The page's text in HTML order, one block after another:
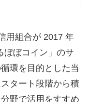
用組合が 2017 年
ぼぼコイン」のサ
環を目的とした当
タート段階から積
野で活用をすすめ